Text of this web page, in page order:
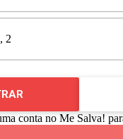
2
conta no Me Salva!